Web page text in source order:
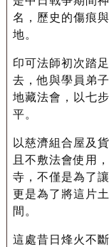
名，歷史的傷痕
地。
印可法師初次踏
去，他與學員弟
地藏法會，以七
平。
以慈濟組合屋及
且不敷法會使用
寺，不僅是為了
更是為了將這片
間。
這處昔日烽火不